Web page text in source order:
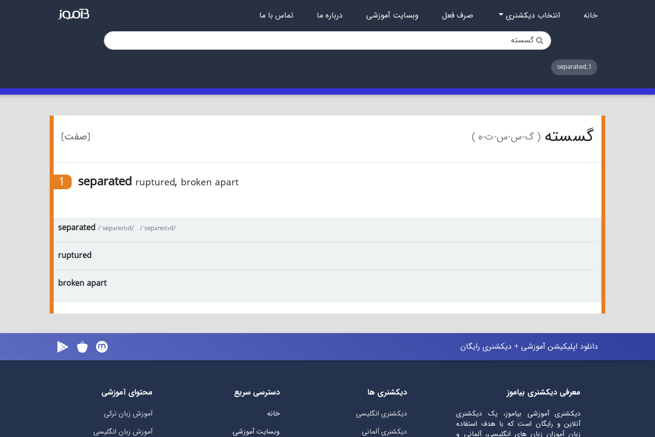
خانه انتخاب دیکشنری صرف فعل وبسایت آموزشی درباره ما تماس با ما
1.separated
[صفت] گسسته ( گ-س-س-ت-ه )
1 separated ruptured
, broken apart
separated /ˈsepəreɪtɪd/ /ˈsepəreɪtɪd/
ruptured
broken apart
دانلود اپلیکیشن آموزشی + دیکشنری رایگان
معرفی دیکشنری بیاموز
دیکشنری آموزشی بیاموز، یک دیکشنری
آنلاین و رایگان است که با هدف استفاده
زبان آموزان زبان های انگلیسی، آلمانی و
دیکشنری ها
دیکشنری انگلیسی
دیکشنری آلمانی
دسترسی سریع
خانه
وبسایت آموزشی
محتوای آموزشی
آموزش زبان ترکی
آموزش زبان انگلیسی